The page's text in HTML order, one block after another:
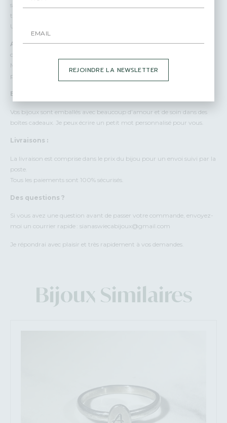
subtiles différences par rapport aux photos des produits, ajoutant une
touche personnelle et exclusive à votre bijou.
Une Personnalisation Infinie :
Accumulables :Combinez et superposez les bagues pour créer des
compositions uniques qui reflètent votre style et votre personnalité.
Mix & Match : Associez les différentes textures, formes et matériaux
pour un look personnalisé et sophistiqué.
Emballage :
Vos bijoux sont emballés avec beaucoup d’amour et de soin dans des
boîtes cadeaux. Je peux écrire un petit mot personnalisé pour vous.
Livraisons :
La livraison est comprise dans le prix du bijou pour un envoi suivi par la
poste.
Tous les paiements sont 100% sécurisés.
Des questions ?
Si vous avez une question avant de passer votre commande, envoyez-
moi un courrier rapide : sianaswiecabijoux@gmail.com
Je répondrai avec plaisir et très rapidement à vos demandes.
Bijoux Similaires
REJOINDRE LA NEWSLETTER